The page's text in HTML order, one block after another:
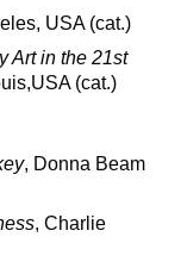
USA (cat.)
Art in the 21st
(cat.)
, Donna Beam
, Charlie